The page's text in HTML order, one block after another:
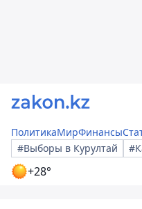
ПолитикаМирФинансы
#Выборы в Курултай
+28°